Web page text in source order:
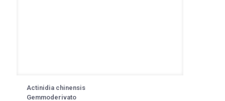
Actinidia chinensis
Gemmoderivato